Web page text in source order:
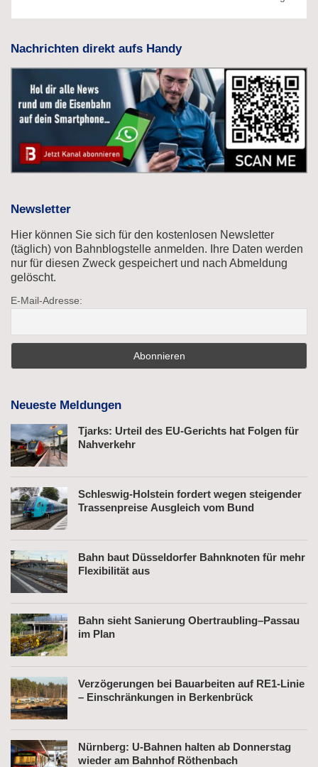
Nachrichten direkt aufs Handy
Newsletter
Hier können Sie sich für den kostenlosen Newsletter
(täglich) von Bahnblogstelle anmelden. Ihre Daten werden
nur für diesen Zweck gespeichert und nach Abmeldung
gelöscht.
E-Mail-Adresse:
Neueste Meldungen
Tjarks: Urteil des EU-Gerichts hat Folgen für
Nahverkehr
Schleswig-Holstein fordert wegen steigender
Trassenpreise Ausgleich vom Bund
Bahn baut Düsseldorfer Bahnknoten für mehr
Flexibilität aus
Bahn sieht Sanierung Obertraubling–Passau
im Plan
Verzögerungen bei Bauarbeiten auf RE1-Linie
– Einschränkungen in Berkenbrück
Nürnberg: U-Bahnen halten ab Donnerstag
wieder am Bahnhof Röthenbach